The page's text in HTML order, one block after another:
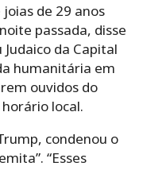
de 29 anos
passada, disse
da Capital
humanitária em
ouvidos do
local.
condenou o
“Esses